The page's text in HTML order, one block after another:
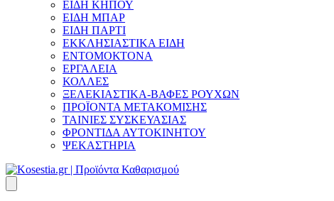
ΕΙΔΗ ΚΗΠΟΥ
ΕΙΔΗ ΜΠΑΡ
ΕΙΔΗ ΠΑΡΤΙ
ΕΚΚΛΗΣΙΑΣΤΙΚΑ ΕΙΔΗ
ΕΝΤΟΜΟΚΤΟΝΑ
ΕΡΓΑΛΕΙΑ
ΚΟΛΛΕΣ
ΞΕΛΕΚΙΑΣΤΙΚΑ-ΒΑΦΕΣ ΡΟΥΧΩΝ
ΠΡΟΪΟΝΤΑ ΜΕΤΑΚΟΜΙΣΗΣ
ΤΑΙΝΙΕΣ ΣΥΣΚΕΥΑΣΙΑΣ
ΦΡΟΝΤΙΔΑ ΑΥΤΟΚΙΝΗΤΟΥ
ΨΕΚΑΣΤΗΡΙΑ